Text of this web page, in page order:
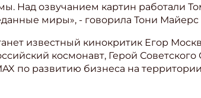
Над озвучанием картин
миры», - говорила Тони Майерс
известный кинокритик Егор
космонавт, Герой
по развитию бизнеса на